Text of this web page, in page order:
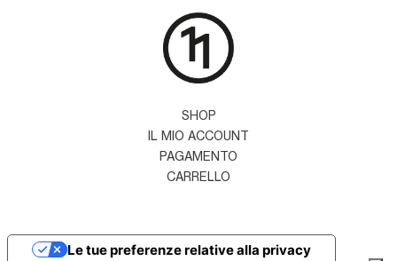
SHOP
IL MIO ACCOUNT
PAGAMENTO
CARRELLO
Le tue preferenze relative alla privacy